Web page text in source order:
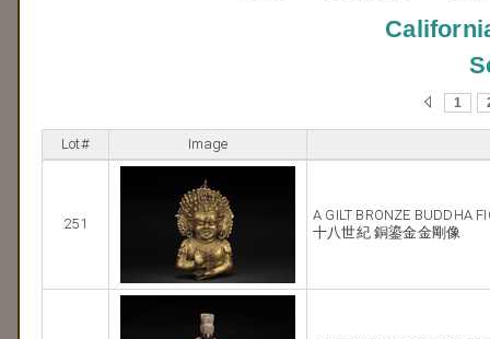
1
Lot# Image
251
A GILT BRONZE BUDDHA
十八世紀 銅鎏金金剛像